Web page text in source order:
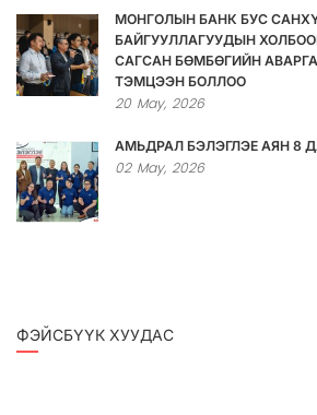
МОНГОЛЫН БАНК БУС
БАЙГУУЛЛАГУУДЫН
САГСАН БӨМБӨГИЙН
ТЭМЦЭЭН БОЛЛОО
20 May, 2026
АМЬДРАЛ БЭЛЭГЛЭЕ АЯН 8
02 May, 2026
ФЭЙСБҮҮК ХУУДАС